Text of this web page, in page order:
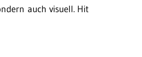
auch visuell. Hit